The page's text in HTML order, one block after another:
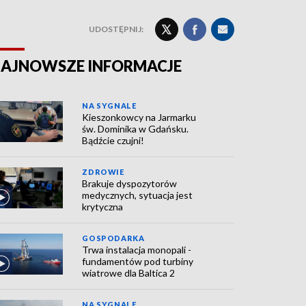
UDOSTĘPNIJ:
INFORMACJE
NA SYGNALE
Kieszonkowcy na Jarmarku
św. Dominika w Gdańsku.
Bądźcie czujni!
ZDROWIE
Brakuje dyspozytorów
medycznych, sytuacja jest
krytyczna
GOSPODARKA
Trwa instalacja monopali -
fundamentów pod turbiny
wiatrowe dla Baltica 2